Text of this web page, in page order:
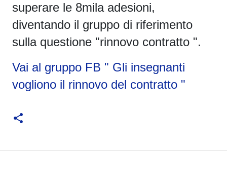
superare le 8mila adesioni,
diventando il gruppo di riferimento
sulla questione "rinnovo contratto ".
Vai al gruppo FB " Gli insegnanti
vogliono il rinnovo del contratto "